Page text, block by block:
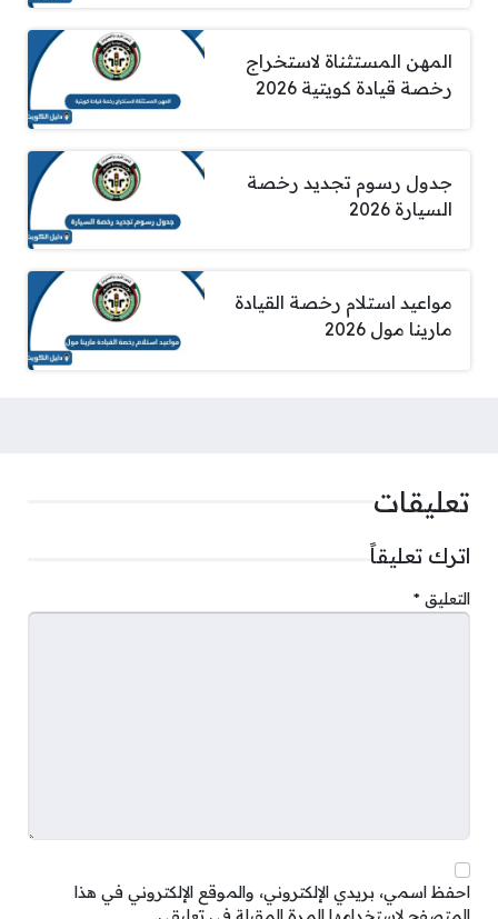
المهن المستثناة لاستخراج
رخصة قيادة كويتية 2026
جدول رسوم تجديد رخصة
السيارة 2026
مواعيد استلام رخصة القيادة
مارينا مول 2026
تعليقات
اترك تعليقاً
التعليق *
احفظ اسمي، بريدي الإلكتروني، والموقع الإلكتروني في هذا